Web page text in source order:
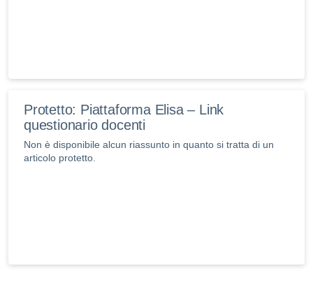
Protetto: Piattaforma Elisa – Link
questionario docenti
Non è disponibile alcun riassunto in quanto si tratta di un
articolo protetto.